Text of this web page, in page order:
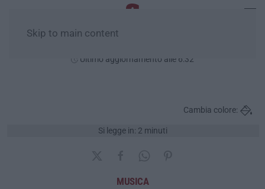
Skip to main content
Ultimo aggiornamento alle 6:32
Si legge in: 2 minuti
Cambia colore:
MUSICA